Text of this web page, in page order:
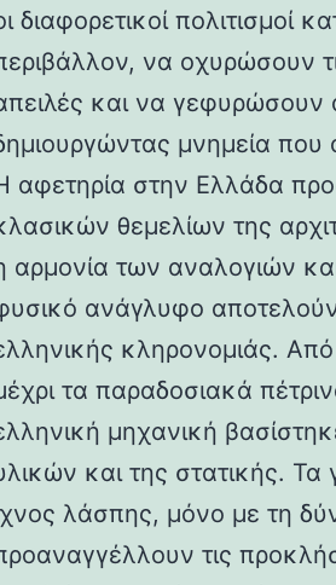
διαφορετικοί
να οχυρώσουν
και να γεφυρώσουν
μνημεία
αφετηρία στην Ελλάδα
θεμελίων της
αρμονία των αναλογιών
ανάγλυφο
κληρονομιάς.
τα παραδοσιακά
μηχανική
και της στατικής. Τα
λάσπης, μόνο με τη
τις